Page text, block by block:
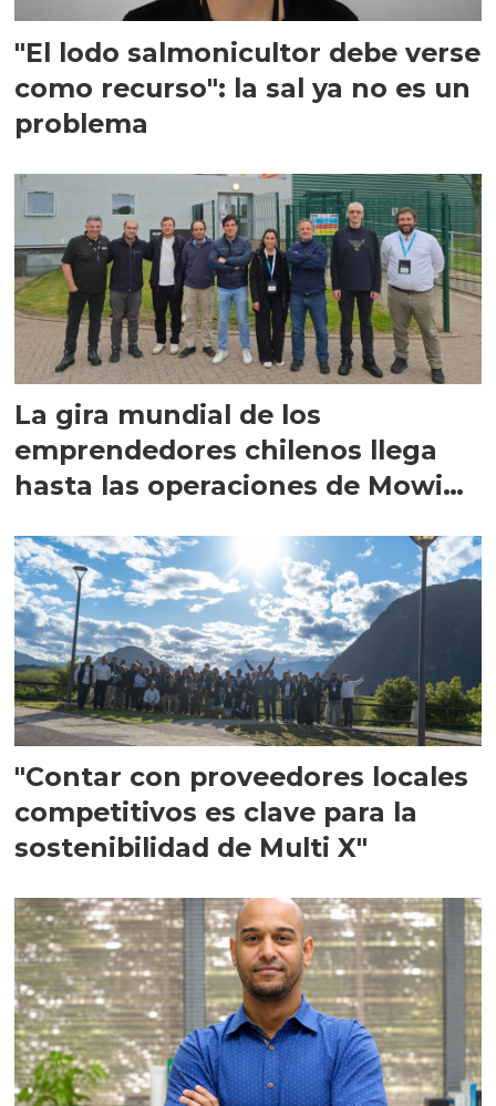
"El lodo salmonicultor debe verse
como recurso": la sal ya no es un
problema
La gira mundial de los
emprendedores chilenos llega
hasta las operaciones de Mowi
"Contar con proveedores locales
competitivos es clave para la
sostenibilidad de Multi X"